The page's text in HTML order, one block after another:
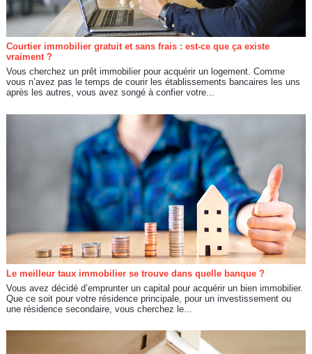
Courtier immobilier gratuit et sans frais : est-ce que ça existe
vraiment ?
Vous cherchez un prêt immobilier pour acquérir un logement. Comme
vous n’avez pas le temps de courir les établissements bancaires les uns
après les autres, vous avez songé à confier votre...
Le meilleur taux immobilier se trouve dans quelle banque ?
Vous avez décidé d’emprunter un capital pour acquérir un bien immobilier.
Que ce soit pour votre résidence principale, pour un investissement ou
une résidence secondaire, vous cherchez le...